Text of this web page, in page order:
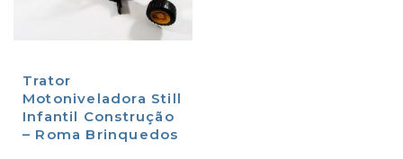
Trator
Motoniveladora Still
Infantil Construção
– Roma Brinquedos